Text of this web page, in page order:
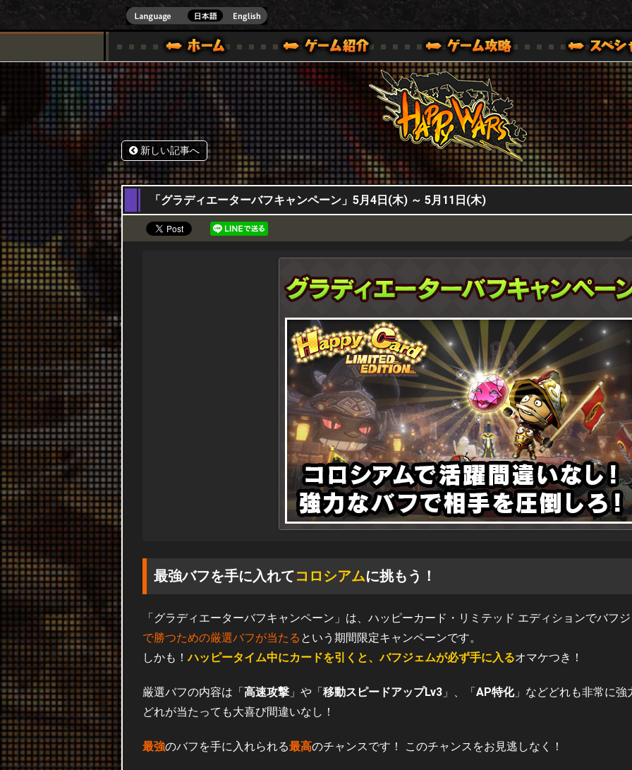
HappyWars
)公式サイト [ XBOX 360,XBOX ONE VER.]
ゲームガイド
スペシャル｜HAPPY WARS(ハッピーウォーズ)公式サイト [ XBOX 360,XBOX ONE VER.]
サポート | HAPPY WARS(ハッピーウォーズ)公式サイト [ XBOX 360,XBOX ONE VER.]
新しい記事へ
04,05,2023
「グラディエーターバフキャンペーン」5月4日(木) ～ 5月11日(木)
最強バフを手に入れてコロシアムに挑もう！
「グラディエーターバフキャンペーン」は、ハッピーカード・リミテッド エディションでバフ
で勝つための厳選バフが当たる という期間限定キャンペーンです。
しかも！ハッピータイム中にカードを引くと、バフジェムが必ず手に入るオマケつき！
厳選バフの内容は「 高速攻撃 」や「 移動スピードアップLv3 」、「 AP特化」などどれも非常に強
どれが当たっても大喜び間違いなし！
最強のバフを手に入れられる最高のチャンスです！ このチャンスをお見逃しなく！